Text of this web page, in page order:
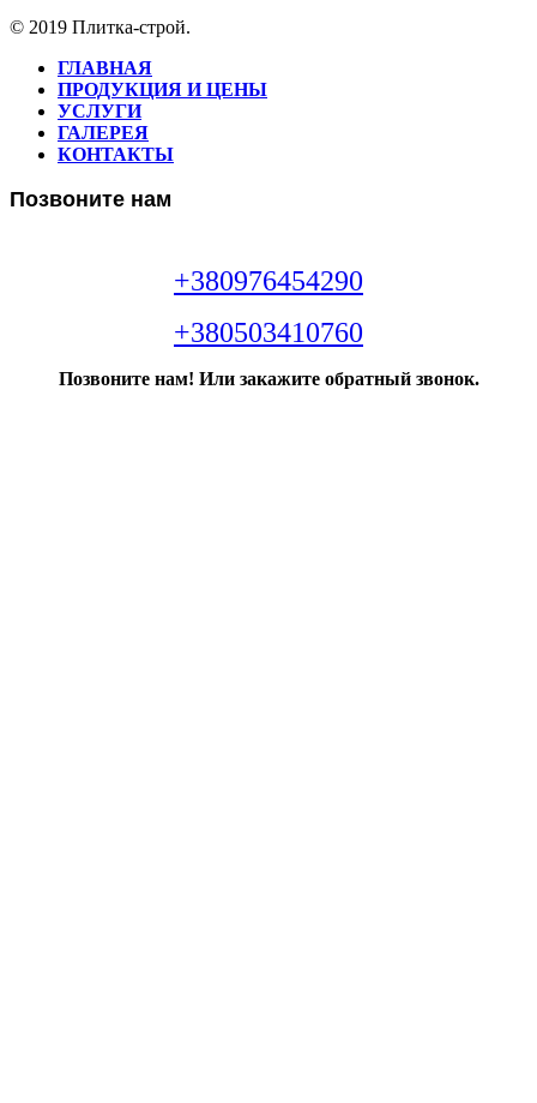
© 2019 Плитка-строй.
ГЛАВНАЯ
ПРОДУКЦИЯ И ЦЕНЫ
УСЛУГИ
ГАЛЕРЕЯ
КОНТАКТЫ
Позвоните нам
+380976454290
+380503410760
Позвоните нам! Или закажите обратный звонок.